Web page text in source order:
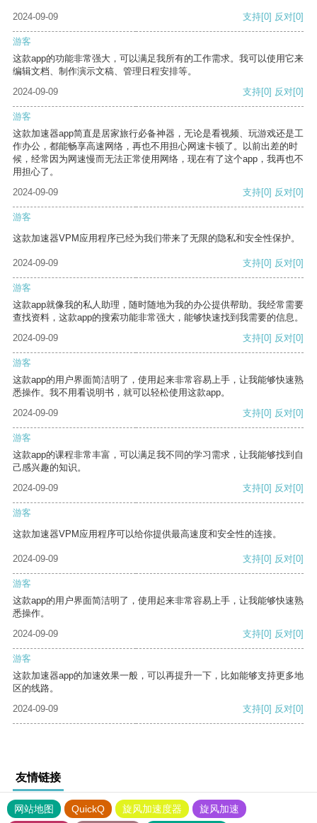
2024-09-09 支持[0] 反对[0]
游客
这款app的功能非常强大，可以满足我所有的工作需求。我可以使用它来
编辑文档、制作演示文稿、管理日程安排等。
2024-09-09
支持[0] 反对[0]
游客
这款加速器app简直是居家旅行必备神器，无论是看视频、玩游戏还是工
作办公，都能畅享高速网络，再也不用担心网速卡顿了。以前出差的时
候，经常因为网速慢而无法正常使用网络，现在有了这个app，我再也不
用担心了。
2024-09-09
支持[0] 反对[0]
游客
这款加速器VPM应用程序已经为我们带来了无限的隐私和安全性保护。
2024-09-09 支持[0] 反对[0]
游客
这款app就像我的私人助理，随时随地为我的办公提供帮助。我经常需要
查找资料，这款app的搜索功能非常强大，能够快速找到我需要的信息。
2024-09-09
支持[0] 反对[0]
游客
这款app的用户界面简洁明了，使用起来非常容易上手，让我能够快速熟
悉操作。我不用看说明书，就可以轻松使用这款app。
2024-09-09
支持[0] 反对[0]
游客
这款app的课程非常丰富，可以满足我不同的学习需求，让我能够找到自
己感兴趣的知识。
2024-09-09
支持[0] 反对[0]
游客
这款加速器VPM应用程序可以给你提供最高速度和安全性的连接。
2024-09-09 支持[0] 反对[0]
游客
这款app的用户界面简洁明了，使用起来非常容易上手，让我能够快速熟
悉操作。
2024-09-09
支持[0] 反对[0]
游客
这款加速器app的加速效果一般，可以再提升一下，比如能够支持更多地
区的线路。
2024-09-09
支持[0] 反对[0]
友情链接
网站地图 QuickQ 旋风加速度器 旋风加速